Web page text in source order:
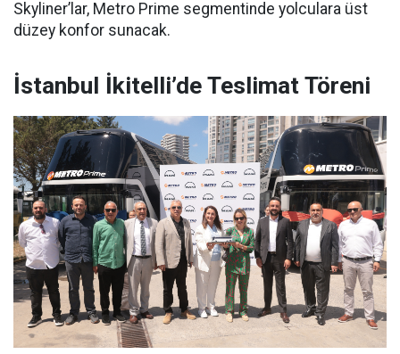
Skyliner’lar, Metro Prime segmentinde yolculara üst
düzey konfor sunacak.
İstanbul İkitelli’de Teslimat Töreni